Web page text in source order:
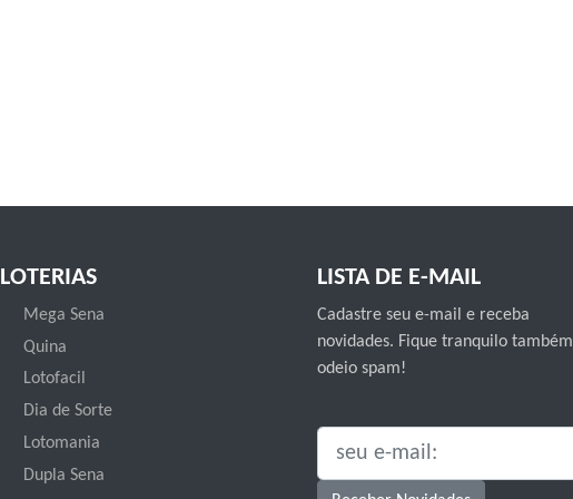
LOTERIAS
Mega Sena
Quina
Lotofacil
Dia de Sorte
Lotomania
Dupla Sena
LISTA DE E-MAIL
Cadastre seu e-mail e receba
novidades. Fique tranquilo também
odeio spam!
SEU E-MAIL: